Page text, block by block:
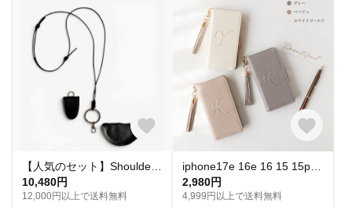
10,480円
12,000円以上で送料無料
2,980円
4,999円以上で送料無料